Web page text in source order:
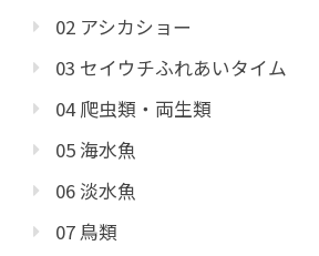
02 アシカショー
03 セイウチふれあいタイム
04 爬虫類・両生類
05 海水魚
06 淡水魚
07 鳥類